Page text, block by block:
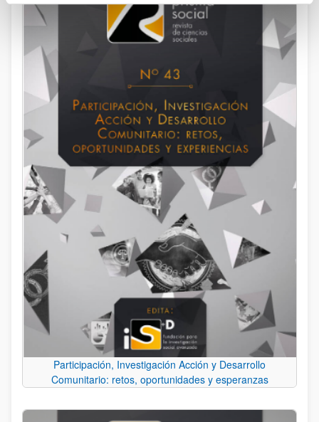
Participación, Investigación Acción y Desarrollo
Comunitario: retos, oportunidades y esperanzas